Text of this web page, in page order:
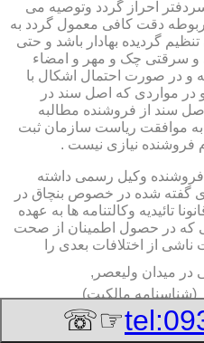
احراز گردد وتوصیه می
دقت کافی معمول گردد به
گردیده بهادار باشد و حتی
و سرقتی چک و مهر و امضاء
و در صورت احتمال اشکال با
مواردی که اصل سند در
سند از فروشنده مطالبه
مورد بند ۵ با عنایت به موافقت ریاست سازمان ثبت
فروشنده نیازی نیست .
وکیل رسمی داشته
گفته شده در خصوص بنچاق در
تائیدیه وکالتنامه ها به عهده
که در حصول اطمینان از صحت
ناشی از اختلافات بعدی را
مراکز تعویض پلاک حاوی
در میدان ولیعصر,
☞☏